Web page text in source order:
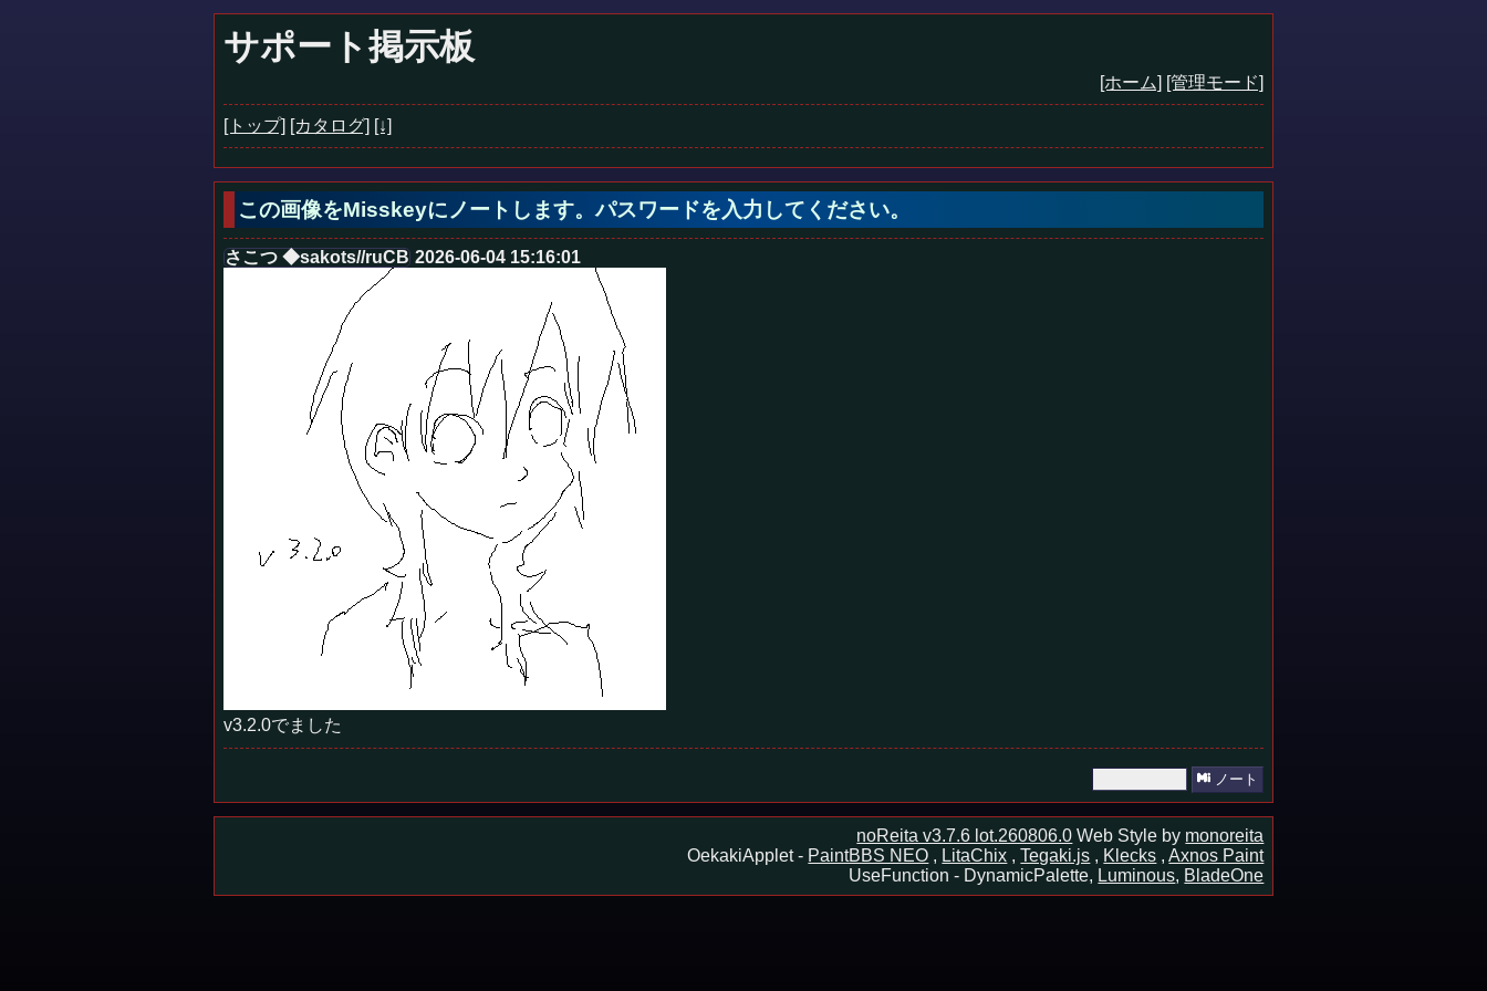
サポート掲示板
[ホーム] [管理モード]
[トップ] [カタログ] [↓]
この画像をMisskeyにノートします。パスワードを入力してください。
さこつ ◆sakots//ruCB2026-06-04 15:16:01
v3.2.0でました
ノート
noReita v3.7.6 lot.260806.0 Web Style by monoreita
OekakiApplet - PaintBBS NEO , LitaChix ,Tegaki.js , Klecks ,Axnos Paint
UseFunction - DynamicPalette, Luminous, BladeOne